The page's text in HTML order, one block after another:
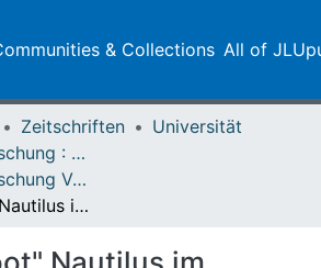
& Collections All of
Zeitschriften
Universität
Spiegel der Forschung : Wissenschaftsmagazin
Spiegel der Forschung Vol. 17 (2000) Heft 2
Das "Perlboot" Nautilus im interdisziplinären Fokus : Tintenfischforschung in Gießen